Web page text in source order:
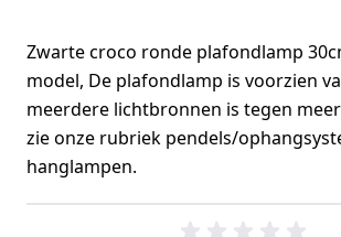
Zwarte croco ronde plafondlamp
model, De plafondlamp is voorzien
meerdere lichtbronnen is tegen
zie onze rubriek pendels/
hanglampen.